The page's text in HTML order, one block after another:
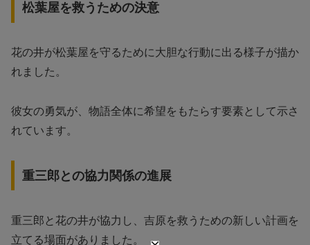
松葉屋を救うための決意
花の井が松葉屋を守るために大胆な行動に出る様子が描か
れました。
彼女の勇気が、物語全体に希望をもたらす要素として示さ
れています。
重三郎との協力関係の進展
重三郎と花の井が協力し、吉原を救うための新しい計画を
立てる場面がありました。